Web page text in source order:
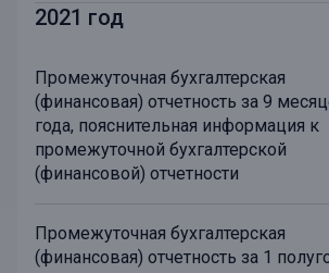
2021 год
Промежуточная бухгалтерская
(финансовая) отчетность за 9
года, пояснительная информация к
промежуточной бухгалтерской
(финансовой) отчетности
Промежуточная бухгалтерская
(финансовая) отчетность за 1